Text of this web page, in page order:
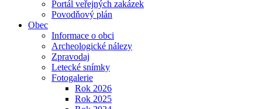
Portál veřejných zakázek
Povodňový plán
Obec
Informace o obci
Archeologické nálezy
Zpravodaj
Letecké snímky
Fotogalerie
Rok 2026
Rok 2025